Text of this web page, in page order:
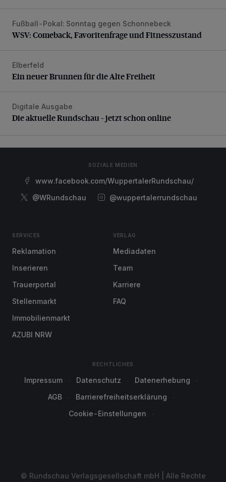
WSV: Comeback, Favoritenfrage und Fitnesszustand
Fußball-Pokal: Sonntag gegen Schonnebeck
WSV: Comeback, Favoritenfrage und Fitnesszustand
Ein neuer Brunnen für die Alte Freiheit
Elberfeld
Ein neuer Brunnen für die Alte Freiheit
Die aktuelle Rundschau – jetzt schon online
Digitale Ausgabe
Die aktuelle Rundschau – jetzt schon online
SOZIALE MEDIEN
www.facebook.com/WuppertalerRundschau/
@WRundschau
@wuppertalerrundschau
SERVICES
Reklamation
Inserieren
Trauerportal
Stellenmarkt
Immobilienmarkt
AZUBI NRW
VERLAG
Mediadaten
Team
Karriere
FAQ
RECHTLICHES
Impressum Datenschutz
Datenerhebung
AGB
Barrierefreiheitserklärung
Cookie-Einstellungen
© Rundschau Verlagsgesellschaft mbH | Alle Rechte